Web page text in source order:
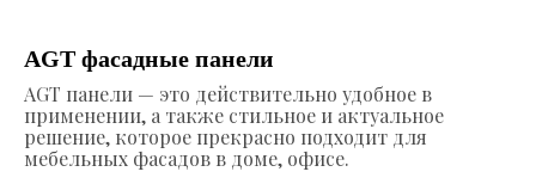
AGT фасадные панели
AGT панели — это действительно удобное в
применении, а также стильное и актуальное
решение, которое прекрасно подходит для
мебельных фасадов в доме, офисе.